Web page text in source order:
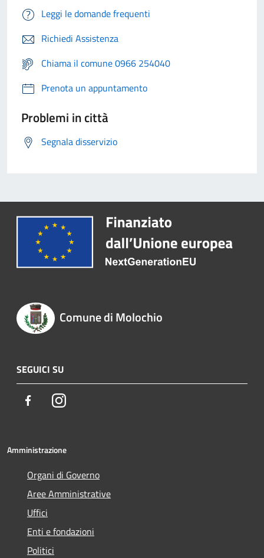
Leggi le domande frequenti
Richiedi Assistenza
Chiama il comune 0966 254040
Prenota un appuntamento
Problemi in città
Segnala disservizio
Comune di Molochio
SEGUICI SU
FacebookInstagram
Amministrazione
Organi di Governo
Aree Amministrative
Uffici
Enti e fondazioni
Politici